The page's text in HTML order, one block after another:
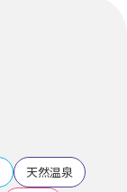
天然温泉